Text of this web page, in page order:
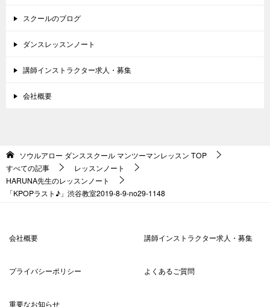
スクールのブログ
ダンスレッスンノート
講師インストラクター求人・募集
会社概要
ソウルアロー ダンススクール マンツーマンレッスン TOP
すべての記事
レッスンノート
HARUNA先生のレッスンノート
「KPOPラスト♪」渋谷教室2019-8-9-no29-1148
会社概要 講師インストラクター求人・募集
プライバシーポリシー よくあるご質問
重要なお知らせ